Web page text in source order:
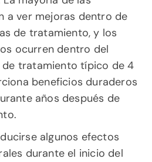
a ver mejoras dentro de
de tratamiento, y los
ocurren dentro del
de tratamiento típico de 4
beneficios duraderos
años después de
algunos efectos
durante el inicio del